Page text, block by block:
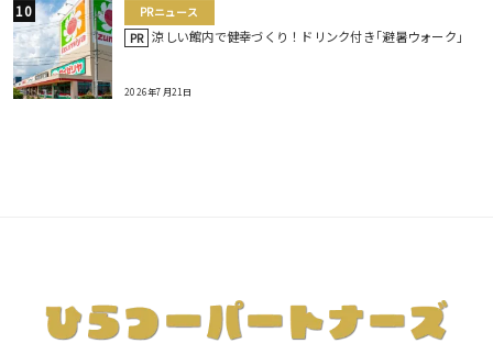
PRニュース
PR 涼しい館内で健幸づくり！ドリンク付き｢避暑ウォーク｣
2026年7月21日